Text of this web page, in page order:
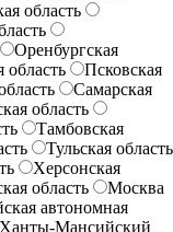
область
Оренбургская
область
Псковская
Самарская
область
Тамбовская
Тульская область
Херсонская
область
Москва
автономная
Ханты-Мансийский